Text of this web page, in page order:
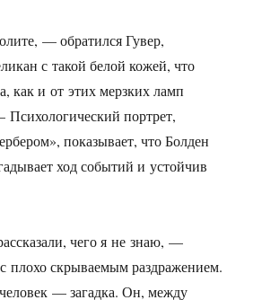
— обратился Гувер,
с такой белой кожей, что
как и от этих мерзких ламп
Психологический портрет,
показывает, что Болден
ход событий и устойчив
чего я не знаю, —
плохо скрываемым раздражением.
— загадка. Он, между